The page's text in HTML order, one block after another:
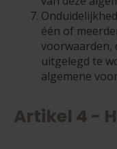
één of
voorwaarden,
uitgelegd te
algemene
Artikel 4 -